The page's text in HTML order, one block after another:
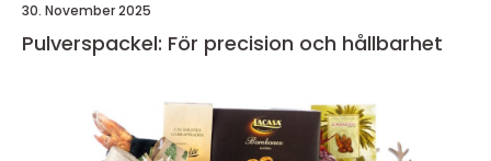
30. November 2025
Pulverspackel: För precision och hållbarhet